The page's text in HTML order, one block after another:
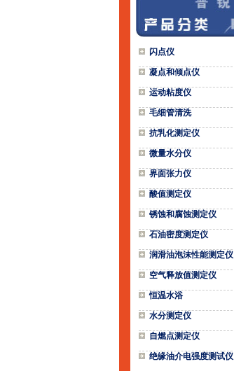
闪点仪
凝点和倾点仪
运动粘度仪
毛细管清洗
抗乳化测定仪
微量水分仪
界面张力仪
酸值测定仪
锈蚀和腐蚀测定仪
石油密度测定仪
润滑油泡沫性能测定仪
空气释放值测定仪
恒温水浴
水分测定仪
自燃点测定仪
绝缘油介电强度测试仪